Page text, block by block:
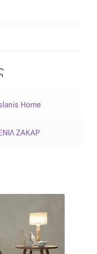
Home
ΖΑΚΑΡ